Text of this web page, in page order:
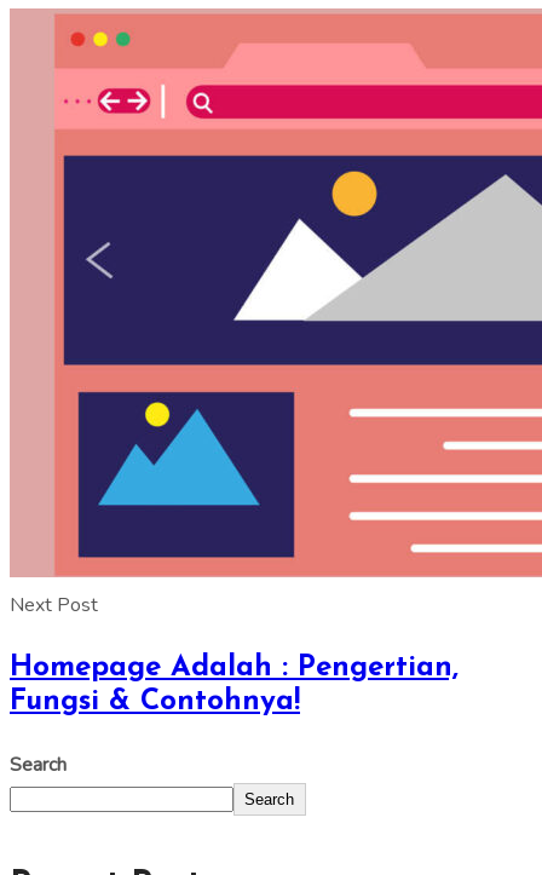
Next Post
Homepage Adalah : Pengertian,
Fungsi & Contohnya!
Search
Search